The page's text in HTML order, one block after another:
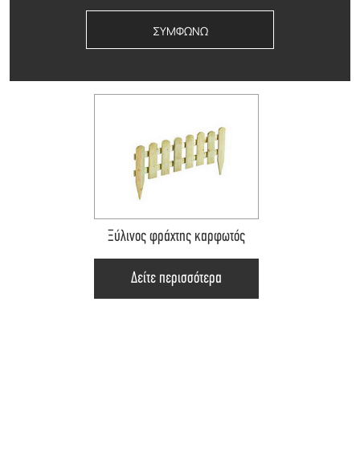
ΣΥΜΦΩΝΩ
Ξύλινος φράχτης καρφωτός
Δείτε περισσότερα